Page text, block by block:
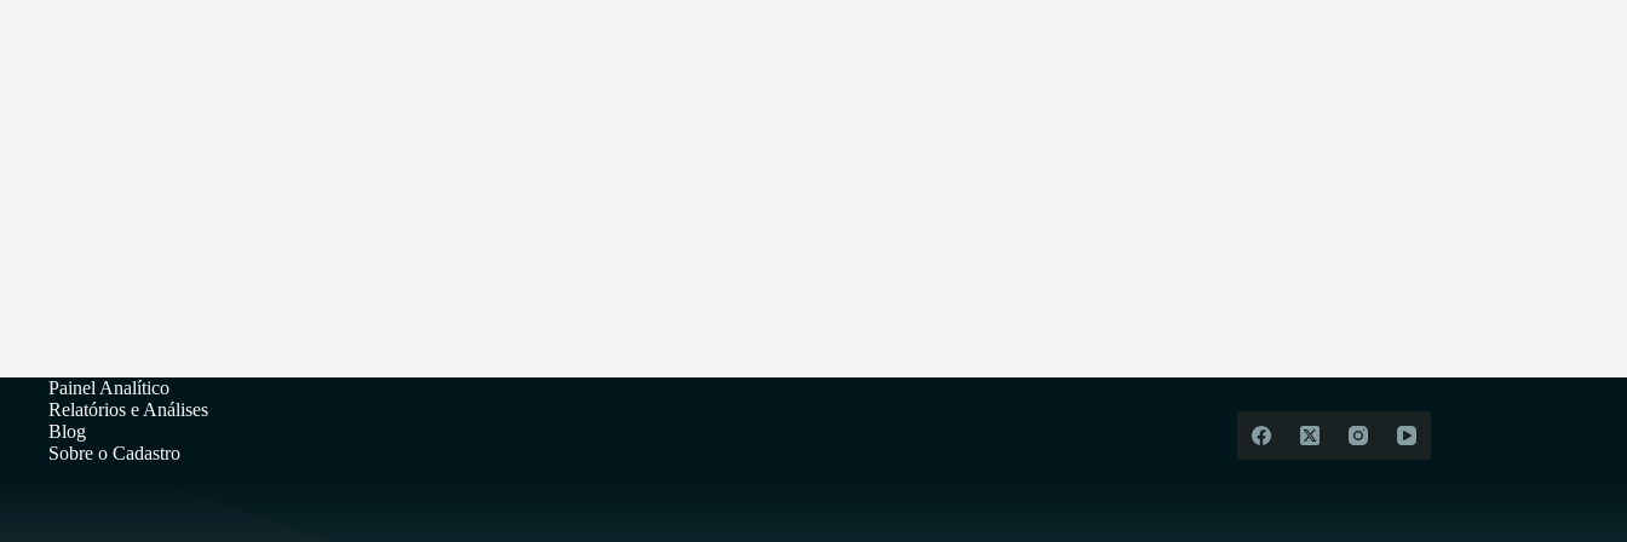
Painel Analítico
Relatórios e Análises
Blog
Sobre o Cadastro